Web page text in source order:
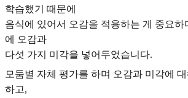
학습했기 때문에
음식에 있어서 오감을 적용하는 게 중요하
에 오감과
다섯 가지 미각을 넣어두었습니다.
모둠별 자체 평가를 하며 오감과 미각에
하고,